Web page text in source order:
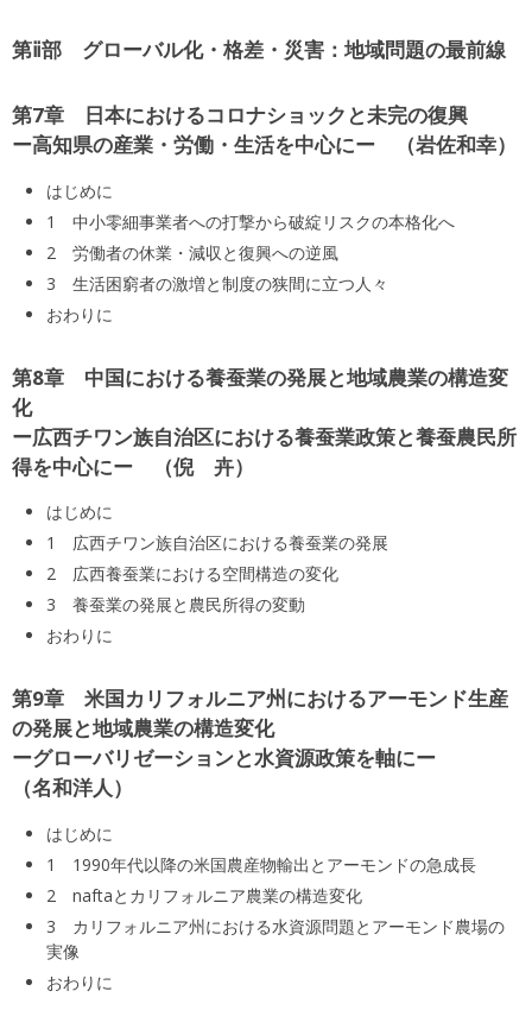
第ⅱ部 グローバル化・格差・災害：地域問題の最前線
第7章 日本におけるコロナショックと未完の復興
ー高知県の産業・労働・生活を中心にー
岩佐和幸
はじめに
1 中小零細事業者への打撃から破綻リスクの本格化へ
2 労働者の休業・減収と復興への逆風
3 生活困窮者の激増と制度の狭間に立つ人々
おわりに
第8章 中国における養蚕業の発展と地域農業の構造変
化
ー広西チワン族自治区における養蚕業政策と養蚕農民所
得を中心にー
倪 卉
はじめに
1 広西チワン族自治区における養蚕業の発展
2 広西養蚕業における空間構造の変化
3 養蚕業の発展と農民所得の変動
おわりに
第9章 米国カリフォルニア州におけるアーモンド生産
の発展と地域農業の構造変化
ーグローバリゼーションと水資源政策を軸にー
名和洋人
はじめに
1 1990年代以降の米国農産物輸出とアーモンドの急成長
2 naftaとカリフォルニア農業の構造変化
3 カリフォルニア州における水資源問題とアーモンド農場の
実像
おわりに